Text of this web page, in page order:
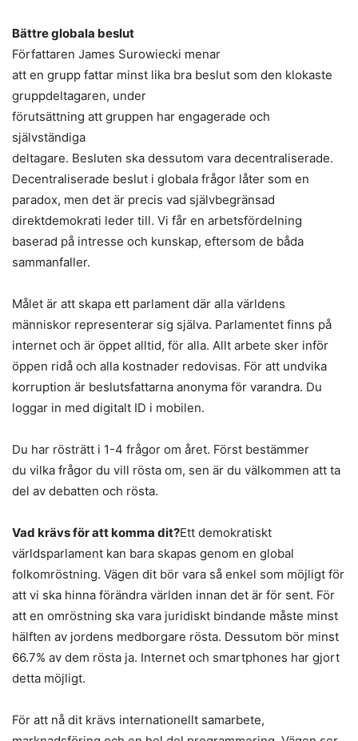
Bättre globala beslut
Författaren James Surowiecki menar
att en grupp fattar minst lika bra beslut som den klokaste
gruppdeltagaren, under
förutsättning att gruppen har engagerade och
självständiga
deltagare. Besluten ska dessutom vara decentraliserade.
Decentraliserade beslut i globala frågor låter som en
paradox, men det är precis vad självbegränsad
direktdemokrati leder till. Vi får en arbetsfördelning
baserad på intresse och kunskap, eftersom de båda
sammanfaller.
Målet är att skapa ett parlament där alla världens
människor representerar sig själva. Parlamentet finns på
internet och är öppet alltid, för alla. Allt arbete sker inför
öppen ridå och alla kostnader redovisas. För att undvika
korruption är beslutsfattarna anonyma för varandra. Du
loggar in med digitalt ID i mobilen.
Du har rösträtt i 1-4 frågor om året. Först bestämmer
du vilka frågor du vill rösta om, sen är du välkommen att ta
del av debatten och rösta.
Vad krävs för att komma dit?Ett demokratiskt
världsparlament kan bara skapas genom en global
folkomröstning. Vägen dit bör vara så enkel som möjligt för
att vi ska hinna förändra världen innan det är för sent. För
att en omröstning ska vara juridiskt bindande måste minst
hälften av jordens medborgare rösta. Dessutom bör minst
66.7% av dem rösta ja. Internet och smartphones har gjort
detta möjligt.
För att nå dit krävs internationellt samarbete,